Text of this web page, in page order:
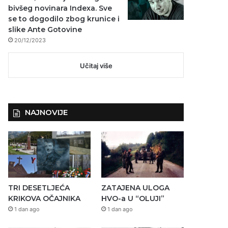
bivšeg novinara Indexa. Sve
se to dogodilo zbog krunice i
slike Ante Gotovine
20/12/2023
Učitaj više
NAJNOVIJE
TRI DESETLJEĆA
KRIKOVA OČAJNIKA
1 dan ago
ZATAJENA ULOGA
HVO-a U “OLUJI”
1 dan ago